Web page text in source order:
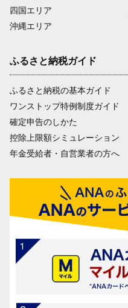
四国エリア
沖縄エリア
ふるさと納税ガイド
ふるさと納税の基本ガイド
ワンストップ特例制度ガイド
確定申告のしかた
控除上限額シミュレーション
年金受給者・自営業者の方へ